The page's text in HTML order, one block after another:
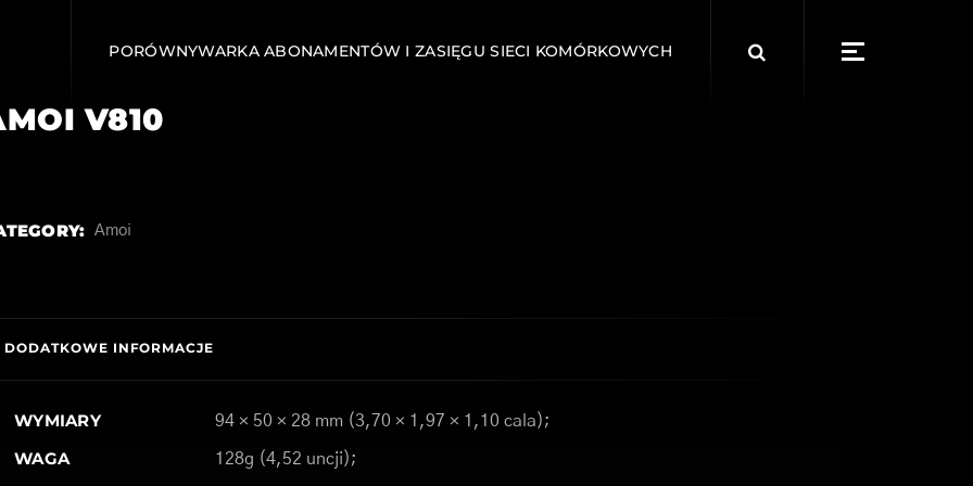
PORÓWNYWARKA ABONAMENTÓW I ZASIĘGU SIECI KOMÓRKOWYCH
for:
V810
Amoi
DODATKOWE INFORMACJE
WYMIARY 94 × 50 × 28 mm (3,70 × 1,97 × 1,10 cala);
WAGA 128g (4,52 uncji);